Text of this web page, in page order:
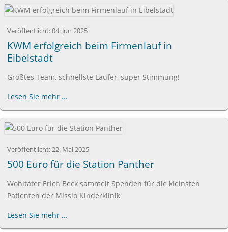
Veröffentlicht:04. Jun 2025
KWM erfolgreich beim Firmenlauf in
Eibelstadt
Größtes Team, schnellste Läufer, super Stimmung!
Lesen Sie mehr ...
Veröffentlicht:22. Mai 2025
500 Euro für die Station Panther
Wohltäter Erich Beck sammelt Spenden für die kleinsten
Patienten der Missio Kinderklinik
Lesen Sie mehr ...